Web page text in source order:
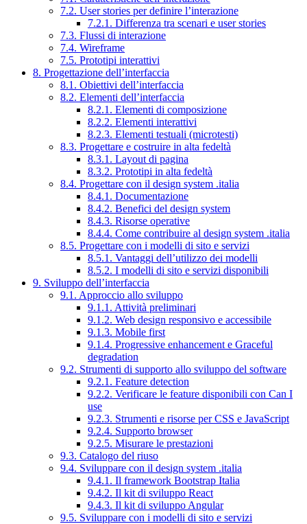
7.2. User stories per definire l’interazione
7.2.1. Differenza tra scenari e user stories
7.3. Flussi di interazione
7.4. Wireframe
7.5. Prototipi interattivi
8. Progettazione dell’interfaccia
8.1. Obiettivi dell’interfaccia
8.2. Elementi dell’interfaccia
8.2.1. Elementi di composizione
8.2.2. Elementi interattivi
8.2.3. Elementi testuali (microtesti)
8.3. Progettare e costruire in alta fedeltà
8.3.1. Layout di pagina
8.3.2. Prototipi in alta fedeltà
8.4. Progettare con il design system .italia
8.4.1. Documentazione
8.4.2. Benefici del design system
8.4.3. Risorse operative
8.4.4. Come contribuire al design system .italia
8.5. Progettare con i modelli di sito e servizi
8.5.1. Vantaggi dell’utilizzo dei modelli
8.5.2. I modelli di sito e servizi disponibili
9. Sviluppo dell’interfaccia
9.1. Approccio allo sviluppo
9.1.1. Attività preliminari
9.1.2. Web design responsivo e accessibile
9.1.3. Mobile first
9.1.4. Progressive enhancement e Graceful
degradation
9.2. Strumenti di supporto allo sviluppo del software
9.2.1. Feature detection
9.2.2. Verificare le feature disponibili con Can I
use
9.2.3. Strumenti e risorse per CSS e JavaScript
9.2.4. Supporto browser
9.2.5. Misurare le prestazioni
9.3. Catalogo del riuso
9.4. Sviluppare con il design system .italia
9.4.1. Il framework Bootstrap Italia
9.4.2. Il kit di sviluppo React
9.4.3. Il kit di sviluppo Angular
9.5. Sviluppare con i modelli di sito e servizi